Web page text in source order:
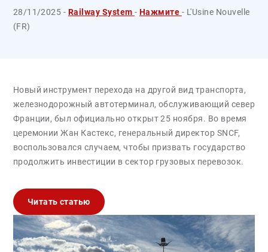
28/11/2025 - Railway System-Нажмите - L'Usine Nouvelle
(FR)
Новый инструмент перехода на другой вид транспорта,
железнодорожный автотерминал, обслуживающий север
Франции, был официально открыт 25 ноября. Во время
церемонии Жан Кастекс, генеральный директор SNCF,
воспользовался случаем, чтобы призвать государство
продолжить инвестиции в сектор грузовых перевозок.
Читать статью